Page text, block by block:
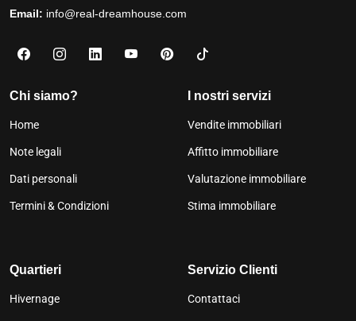
Email: info@real-dreamhouse.com
Chi siamo?
Home
Note legali
Dati personali
Termini & Condizioni
I nostri servizi
Vendite immobiliari
Affitto immobiliare
Valutazione immobiliare
Stima immobiliare
Quartieri
Hivernage
Servizio Clienti
Contattaci